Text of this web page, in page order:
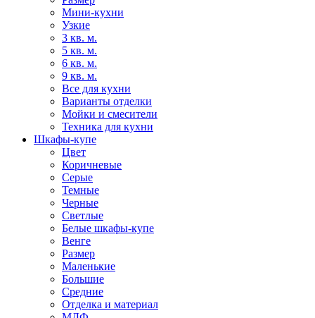
Мини-кухни
Узкие
3 кв. м.
5 кв. м.
6 кв. м.
9 кв. м.
Все для кухни
Варианты отделки
Мойки и смесители
Техника для кухни
Шкафы-купе
Цвет
Коричневые
Серые
Темные
Черные
Светлые
Белые шкафы-купе
Венге
Размер
Маленькие
Большие
Средние
Отделка и материал